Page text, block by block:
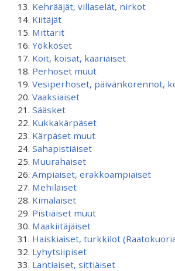
Kehrääjät, villaselät, nirkot
Kiitäjät
Mittarit
Yökköset
Koit, koisat, kääriäiset
Perhoset muut
Vesiperhoset, päivänkorennot,
Vaaksiaiset
Sääsket
Kukkakärpäset
Kärpäset muut
Sahapistiäiset
Muurahaiset
Ampiaiset, erakkoampiaiset
Mehiläiset
Kimalaiset
Pistiäiset muut
Maakiitäjäiset
Haiskiaiset, turkkilot
Lyhytsiipiset
Lantiaiset, sittiäiset